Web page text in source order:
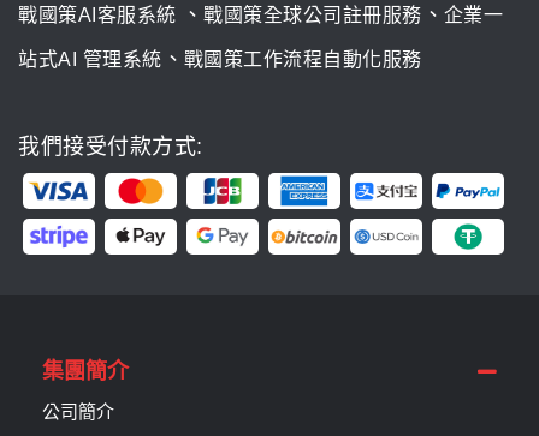
戰國策AI客服系統 、 戰國策全球公司註冊服務 、 企業一
站式AI 管理系統 、 戰國策工作流程自動化服務
我們接受付款方式:
集團簡介
公司簡介